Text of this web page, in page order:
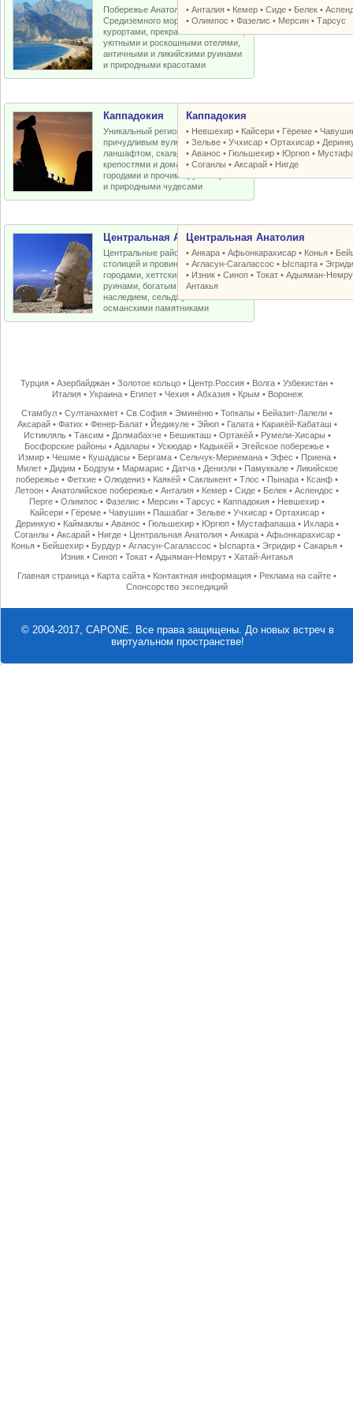
Побережье Анатолийской бухты
Средиземного моря с отличными
курортами, прекрасными пляжами,
уютными и роскошными отелями,
античными и ликийскими руинами
и природными красотами
•Анталия • Кемер •Сиде • Белек •
•Олимпос •Фазелис • Мерсин •Тарсус
Каппадокия
Уникальный регион Турции с
причудливым вулканическим
ланшафтом, скальными церквями,
крепостями и домами, пещерными
городами и прочими рукотворными
и природными чудесами
Каппадокия
• Невшехир • Кайсери • Гёреме •
•Зельве •Учхисар •Ортахисар •
•Аванос • Гюльшехир • Юргюп •
•Соганлы •Аксарай • Нигде
Центральная Анатолия
Центральные районы Турции со
столицей и провинциальными
городами, хеттскими и античными
руинами, богатым византийским
наследием, сельджукскими и
османскими памятниками
Центральная Анатолия
•Анкара •Афьонкарахисар • Конья •
•Агласун-Сагалассос • Ыспарта •
• Изник •Синоп •Токат •Адыяман-
Антакья
Турция •Азербайджан •Золотое кольцо • Центр.Россия • Волга •Узбекистан •
Италия• Украина• Египет• Чехия• Абхазия• Крым • Воронеж
Стамбул •Султанахмет •Св.София •Эминёню •Топкапы • Бейазит-Лалели •
Аксарай• Фатих • Фенер-Балат• Йедикуле• Эйюп• Галата• Каракёй-Кабаташ •
Истикляль• Таксим • Долмабахче• Бешикташ • Ортакёй• Румели-Хисары •
Босфорские районы •Адалары •Ускюдар • Кадыкёй •Эгейское побережье •
Измир• Чешме• Кушадасы • Бергама• Сельчук-Мериемана• Эфес • Приена•
Милет• Дидим • Бодрум • Мармарис • Датча• Денизли• Памуккале• Ликийское
побережье •Фетхие •Олюдениз • Каякёй •Саклыкент •Тлос • Пынара • Ксанф •
Летоон •Анатолийское побережье •Анталия • Кемер •Сиде • Белек •Аспендос •
Перге •Олимпос •Фазелис • Мерсин •Тарсус • Каппадокия • Невшехир •
Кайсери• Гёреме• Чавушин• Пашабаг• Зельве• Учхисар• Ортахисар•
Деринкую• Каймаклы • Аванос • Гюльшехир• Юргюп• Мустафапаша• Ихлара•
Соганлы • Аксарай• Нигде• Центральная Анатолия• Анкара• Афьонкарахисар•
Конья • Бейшехир • Бурдур •Агласун-Сагалассос • Ыспарта •Эгридир •Сакарья •
Изник •Синоп •Токат •Адыяман-Немрут •Хатай-Антакья
Главная страница • Карта сайта • Контактная информация • Реклама на сайте •
Спонсорство экспедиций
© 2004-2017, CAPONE. Все права защищены. До новых встреч в
виртуальном пространстве!